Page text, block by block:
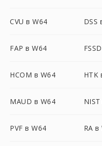
CVU в W64 DSS
FAP в W64
HCOM в W64 HTK
MAUD в W64
PVF в W64 RA в